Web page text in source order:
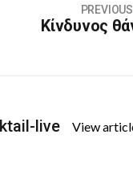
Κίνδυνος
live View